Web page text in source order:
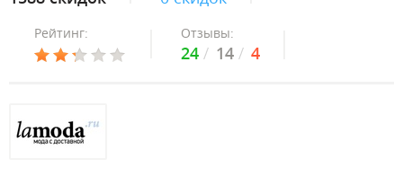
Рейтинг: Отзывы:
24 14 4